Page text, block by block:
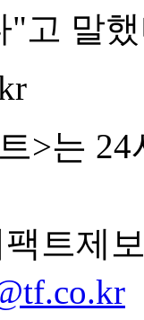
"고 말
>는
트제